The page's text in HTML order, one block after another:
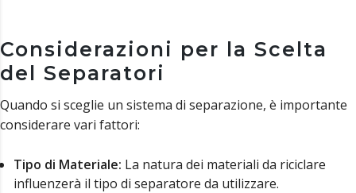
Considerazioni per la Scelta
del Separatori
Quando si sceglie un sistema di separazione, è importante
considerare vari fattori:
Tipo di Materiale: La natura dei materiali da riciclare
influenzerà il tipo di separatore da utilizzare.